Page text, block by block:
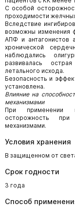
С особой
проходимости
Вследствие
возможны изменения
АПФ и антагонистов
хронической
наблюдались
развивалась
летального исхода.
Безопасность и
установлена.
Влияние на
механизмами
При применении
осторожность
механизмами.
Условия хранения
В защищенном от
Срок годности
3 года
Способ